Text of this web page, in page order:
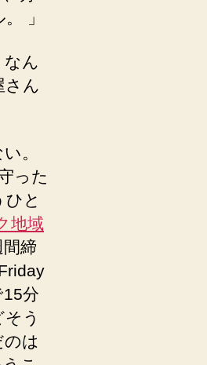
」
なん
さん
。
った
と
地域
締
分
う
は